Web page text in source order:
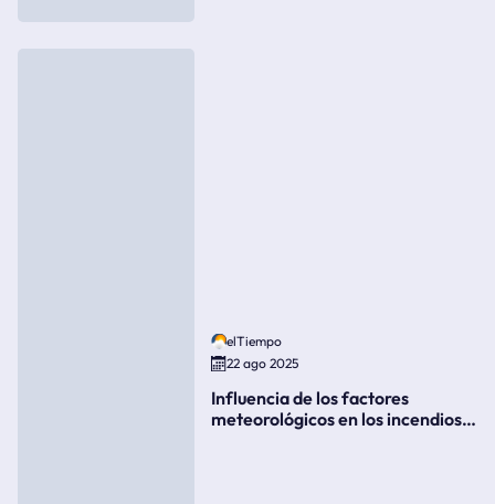
elTiempo
22 ago 2025
Influencia de los factores
meteorológicos en los incendios